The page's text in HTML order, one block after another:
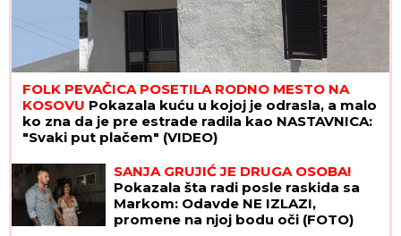
FOLK PEVAČICA POSETILA RODNO MESTO NA
KOSOVU Pokazala kuću u kojoj je odrasla, a malo
ko zna da je pre estrade radila kao NASTAVNICA:
"Svaki put plačem" (VIDEO)
SANJA GRUJIĆ JE DRUGA OSOBA!
Pokazala šta radi posle raskida sa
Markom: Odavde NE IZLAZI,
promene na njoj bodu oči (FOTO)